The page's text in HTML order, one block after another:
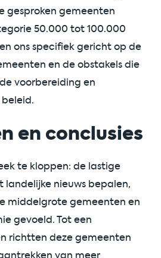
gesproken gemeenten
50.000 tot 100.000
ons specifiek gericht op de
en de obstakels die
voorbereiding en
en conclusies
te kloppen: de lastige
nieuws bepalen,
middelgrote gemeenten en
gevoeld. Tot een
richtten deze gemeenten
van meer